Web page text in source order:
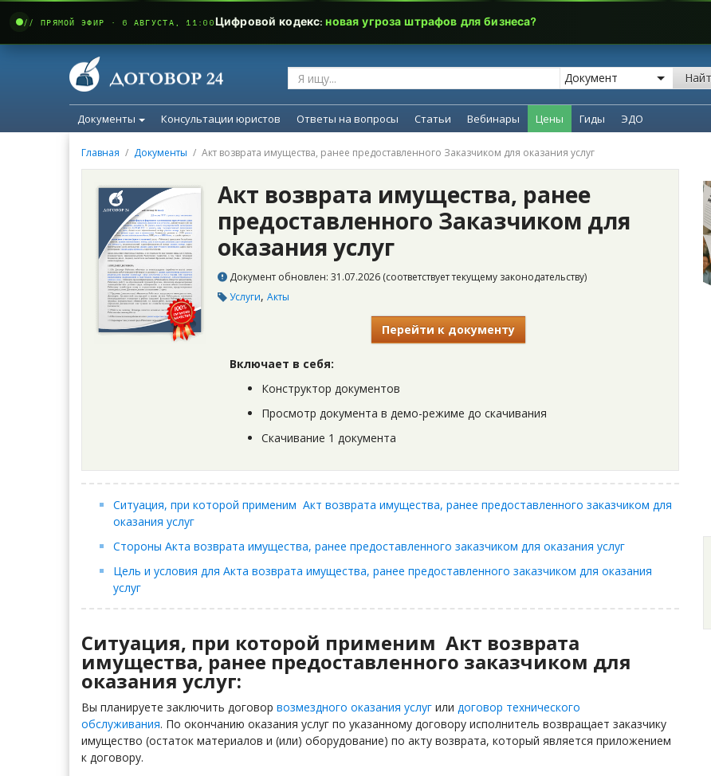
Документы Консультации юристов Ответы на вопросы Статьи Вебинары Цены Гиды ЭДО
Главная Документы Акт возврата имущества, ранее предоставленного Заказчиком для оказания услуг
Акт возврата имущества, ранее
предоставленного Заказчиком для
оказания услуг
Документ обновлен: 31.07.2026 (соответствует текущему законодательству)
Услуги, Акты
Перейти к документу
Включает в себя:
Конструктор документов
Просмотр документа в демо-режиме до скачивания
Скачивание 1 документа
Ситуация, при которой применим Акт возврата имущества, ранее предоставленного заказчиком для
оказания услуг
Стороны Акта возврата имущества, ранее предоставленного заказчиком для оказания услуг
Цель и условия для Акта возврата имущества, ранее предоставленного заказчиком для оказания
услуг
Ситуация, при которой применим Акт возврата
имущества, ранее предоставленного заказчиком для
оказания услуг:
Вы планируете заключить договор возмездного оказания услуг или договор технического
обслуживания. По окончанию оказания услуг по указанному договору исполнитель возвращает заказчику
имущество (остаток материалов и (или) оборудование) по акту возврата, который является приложением
к договору.
// ПРЯМОЙ ЭФИР · 6 АВГУСТА, 11:00Цифровой кодекс:новая угроза штрафов для бизнеса?